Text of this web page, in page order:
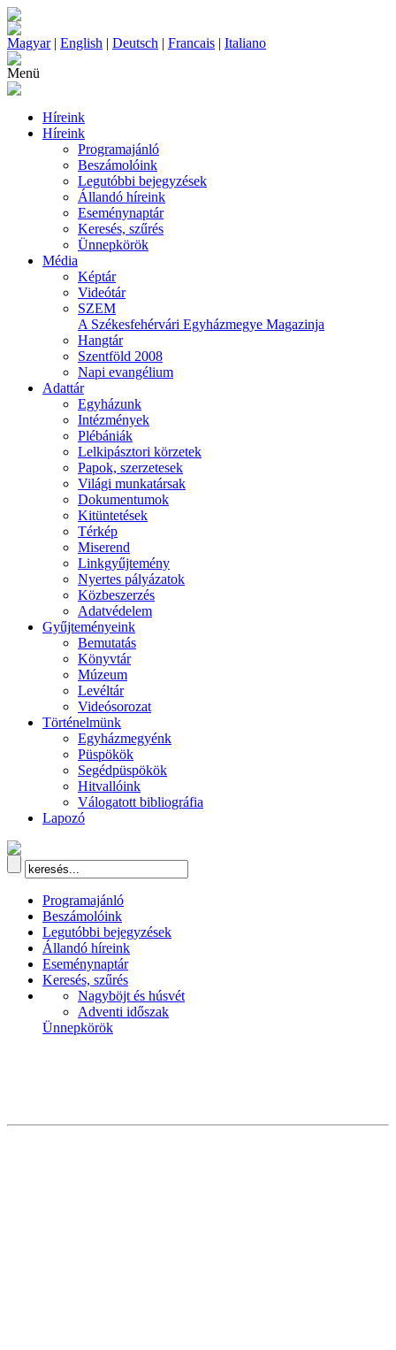
Magyar| English | Deutsch | Francais | Italiano
Menü
Híreink
Híreink
Programajánló
Beszámolóink
Legutóbbi bejegyzések
Állandó híreink
Eseménynaptár
Keresés, szűrés
Ünnepkörök
Média
Képtár
Videótár
SZEM
A Székesfehérvári Egyházmegye Magazinja
Hangtár
Szentföld 2008
Napi evangélium
Adattár
Egyházunk
Intézmények
Plébániák
Lelkipásztori körzetek
Papok, szerzetesek
Világi munkatársak
Dokumentumok
Kitüntetések
Térkép
Miserend
Linkgyűjtemény
Nyertes pályázatok
Közbeszerzés
Adatvédelem
Gyűjteményeink
Bemutatás
Könyvtár
Múzeum
Levéltár
Videósorozat
Történelmünk
Egyházmegyénk
Püspökök
Segédpüspökök
Hitvallóink
Válogatott bibliográfia
Lapozó
Programajánló
Beszámolóink
Legutóbbi bejegyzések
Állandó híreink
Eseménynaptár
Keresés, szűrés
Nagyböjt és húsvét
Adventi időszak
Ünnepkörök